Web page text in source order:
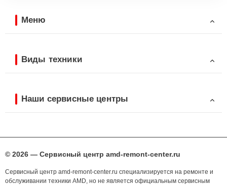
Меню
Виды техники
Наши сервисные центры
© 2026 — Сервисный центр amd-remont-center.ru
Сервисный центр amd-remont-center.ru специализируется на ремонте и
обслуживании техники AMD, но не является официальным сервисным